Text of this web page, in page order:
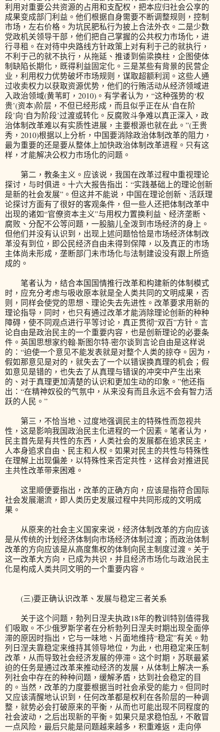
利用对重要公共资源的占用和支配权，把本应归社会公享的
成果变成部门利益。他们根据自身需要不断调整规则，控制
市场，左右价格。为坑民肥私行为披上合法外衣。二是少数
党政机关领导干部，他们把自己掌握的公共权力市场化，进
行寻租。在对待中央路线方针政策上对有利于己的就执行，
不利于己的就不执行，从拖延、推诿到偷梁换柱，企图使体
制缺陷长期化，既得利益固定化。三是某些有背景的民营企
业，利用权力优势破坏市场规则，谋取超额利润。这些人通
过收卖权力以获取资源优势，他们的行贿活动从经济领域进
入政治领域(黄苇町，2010)。有学者认为，“这种强势的‘权
贵’(资本)阶层，不但已经形成，而且似乎正在从‘自在阶
段’向‘自为阶段’过渡或转化。反腐败斗争难以真正深入，政
治体制改革难以有实质性进展，主要根源也就在此。”(王贵
秀，2010)根据以上分析，中国要消除政治体制改革的阻力，
最为重要的还是要从整体上加快政治体制改革进程。只有这
样，才能解决公权力市场化的问题。
第二，教条主义。应该说，我国在改革过程中重视理论
探讨，与时俱进。十六大报告指出：“实践基础上的理论创新
是新的社会发展”。但这并不能说，中国在理论创新、活跃理
论探讨方面有了很好的客观条件，但一些人还把体制改革中
出现的诸如“官僚资本主义”与用权力置换利益、经济垄断、
腐败、分配不公等问题，一股脑儿全泼到市场经济的身上。
但他们并没有认识到，出现上述问题恰恰是市场经济体制改
革没有到位，即公民经济自由未得到保障，以及真正的市场
主体尚未形成，垄断部门未市场化与法制建设没有跟上所造
成的。
笔者认为，结合本国国情推行改革和构建新的体制模式
时，应充分考虑与吸收原本就是全人类共同的文明成果，否
则，同样会使党的思想、理论失去先进性。改革要求用新的
理论指导，同时，也只有通过改革才能消除理论创新的种种
障碍，使不同观点进行平等讨论，真正贯彻“双百”方针。言
论自由是政治民主的一个重要内容，也是创新理论的必要条
件。英国思想家约翰·斯图尔特·密尔谈到言论自由是这样说
的：“迫使一个意见不能发表就是对整个人类的掠夺。因为，
假如那意见是对的，就失去了一个以错误换真理的机会；假
如意见是错的，也失去了从真理与错误的冲突中产生出来
的、对于真理更加清楚的认识和更加生动的印象。”他还指
出：“在精神奴役的气氛中，从来没有而且永远不会有智力活
跃的人民。”
第三，不恰当地、过度地强调民主的特殊性而忽视共
性，这是影响我国政治民主化进程的一个因素。笔者认为，
民主首先是有共性的东西，人类社会的发展都在追求民主，
人本身追求自由、民主和人权。如果对民主的共性与特殊性
在理解上出现偏差，以特殊性来否定共性，这样会对推进民
主共性改革带来困难。
这里顺便要指出，改革的正确方向，应该是指符合国际
社会发展潮流，即人类历史发展过程中共同形成的文明成
果。
从原来的社会主义国家来说，经济体制改革的方向应该
是从传统的计划经济体制向市场经济体制过渡；而政治体制
改革的方向应该是从高度集权的体制向民主制度过渡。关于
这一改革大方向，已成为共识，并且经济市场化与政治民主
化是构成人类共同文明的一个重要内容。
(三)要正确认识改革、发展与稳定三者关系
关于这个问题，勃列日涅夫执政18年的教训特别值得我
们吸取。不少俄罗斯学者在分析勃列日涅夫时期出现全面停
滞的原因时指出，它与一味地、片面地维持“稳定”有关。勃
列日涅夫靠稳定来维持其领导地位，为此，也用稳定来压制
改革，从而导致社会经济发展的停滞。这个时期，苏联最紧
迫的任务是通过改革来推动经济的发展，从体制上解决一系
列社会中存在的种种问题，缓解矛盾，达到社会稳定的目
的。当然，改革的力度要根据当时社会承受的能力。但同时
又应该清醒地认识到，任何改革都是权利在各阶层的一种调
整，就势必会打破原来的平衡，从而也可能出现不同程度的
社会波动，之后出现新的平衡。如果只是求稳怕乱，不敢冒
一点风险，最后只能是问题越来越多，积重难返，走向停